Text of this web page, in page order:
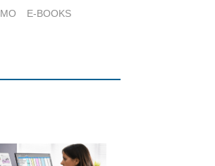
E-BOOKS